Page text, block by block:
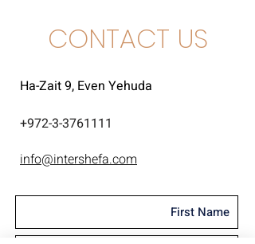
CONTACT US
Ha-Zait 9, Even Yehuda
972-3-3761111
+
info@intershefa.com